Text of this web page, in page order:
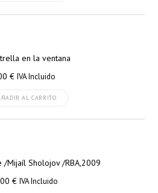
en la ventana
€ IVA Incluido
AL CARRITO
/Mijaíl Sholojov /RBA,2009
€ IVA Incluido